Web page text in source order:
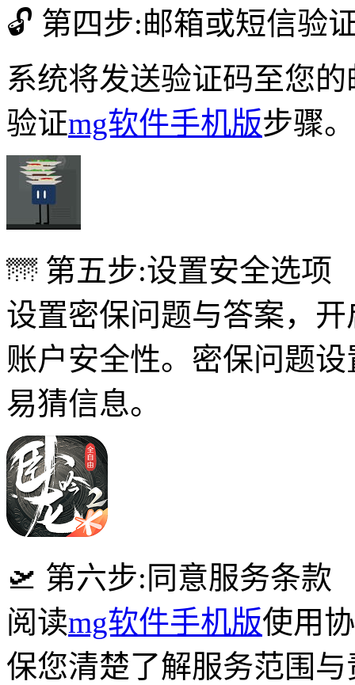
🔓 第四步:邮箱或短信验
系统将发送验证码至您
验证mg软件手机版步骤。
🌁 第五步:设置安全选项
设置密保问题与答案，
账户安全性。密保问题
易猜信息。
🛫 第六步:同意服务条款
阅读mg软件手机版使用
保您清楚了解服务范围